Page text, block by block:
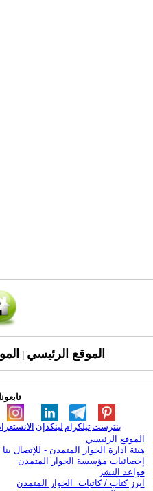
الموقع الرئيسي
لينكدإن تيلكرامبنترست
الموقع الرئيسي
هيئة ادارة الحوار المتمدن - للإتصال بنا
إحصائيات مؤسسة الحوار المتمدن
قواعد النشر
ابرز كتاب / كاتبات الحوار المتمدن